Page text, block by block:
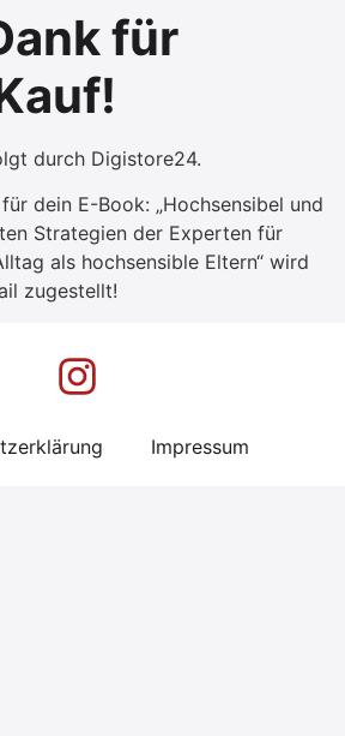
für
durch Digistore24.
dein E-Book: „Hochsensibel und
Strategien der Experten für
als hochsensible Eltern“ wird
zugestellt!
Impressum